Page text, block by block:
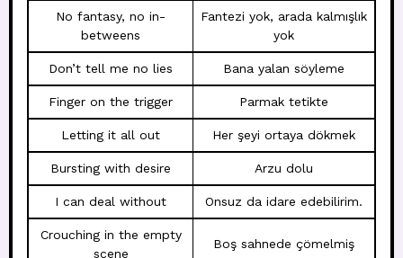
No fantasy, no in-
betweens
Fantezi yok, arada kalmışlık
yok
Don’t tell me no lies Bana yalan söyleme
Finger on the trigger Parmak tetikte
Letting it all out Her şeyi ortaya dökmek
Bursting with desire Arzu dolu
I can deal without Onsuz da idare edebilirim.
Crouching in the empty
scene
Boş sahnede çömelmiş